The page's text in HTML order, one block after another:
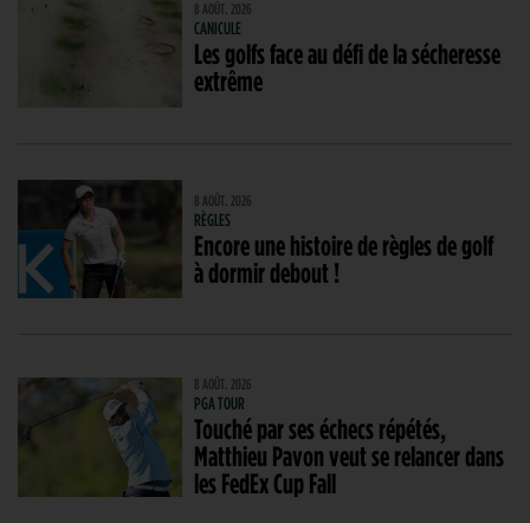
8 AOÛT. 2026
CANICULE
Les golfs face au défi de la sécheresse
extrême
8 AOÛT. 2026
RÈGLES
Encore une histoire de règles de golf
à dormir debout !
8 AOÛT. 2026
PGA TOUR
Touché par ses échecs répétés,
Matthieu Pavon veut se relancer dans
les FedEx Cup Fall